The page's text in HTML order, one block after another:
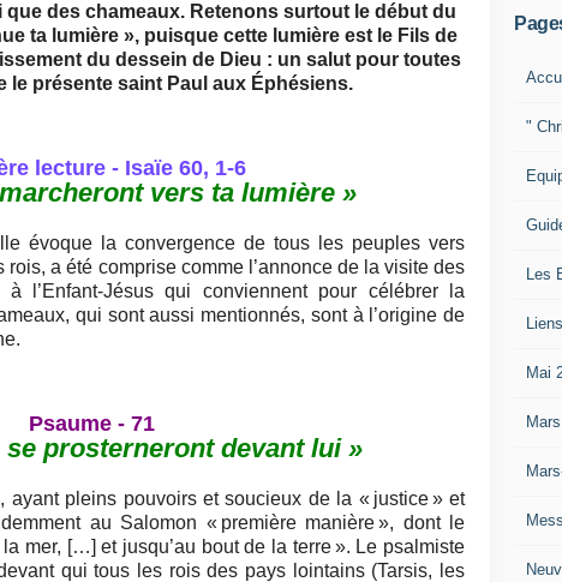
des chameaux. Retenons surtout le début du
ta lumière », puisque cette lumière est le Fils de
du dessein de Dieu : un salut pour toutes
le présente saint Paul aux Éphésiens.
lecture - Isaïe 60, 1-6
vers ta lumière »
évoque la convergence de tous les peuples vers
a été comprise comme l’annonce de la visite des
l’Enfant-Jésus qui conviennent pour célébrer la
qui sont aussi mentionnés, sont à l’origine de
Psaume - 71
prosterneront devant lui »
ayant pleins pouvoirs et soucieux de la « justice » et
au Salomon « première manière », dont le
mer, […] et jusqu’au bout de la terre ». Le psalmiste
qui tous les rois des pays lointains (Tarsis, les
"
Les
Liens
Mai